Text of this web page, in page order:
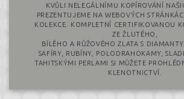
KVŮLI NELEGÁLNÍMU KOPÍROVÁNÍ
PREZENTUJEME NA WEBOVÝCH
KOLEKCE. KOMPLETNÍ CERTIFIKOVANOU
ZE ŽLUTÉHO,
BÍLÉHO A RŮŽOVÉHO ZLATA S
SAFÍRY, RUBÍNY, POLODRAHOKAMY,
TAHITSKÝMI PERLAMI SI MŮŽETE
KLENOTNICTVÍ.